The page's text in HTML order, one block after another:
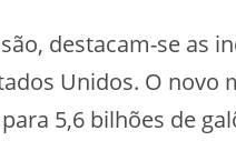
destacam-se as
Unidos. O novo
5,6 bilhões de